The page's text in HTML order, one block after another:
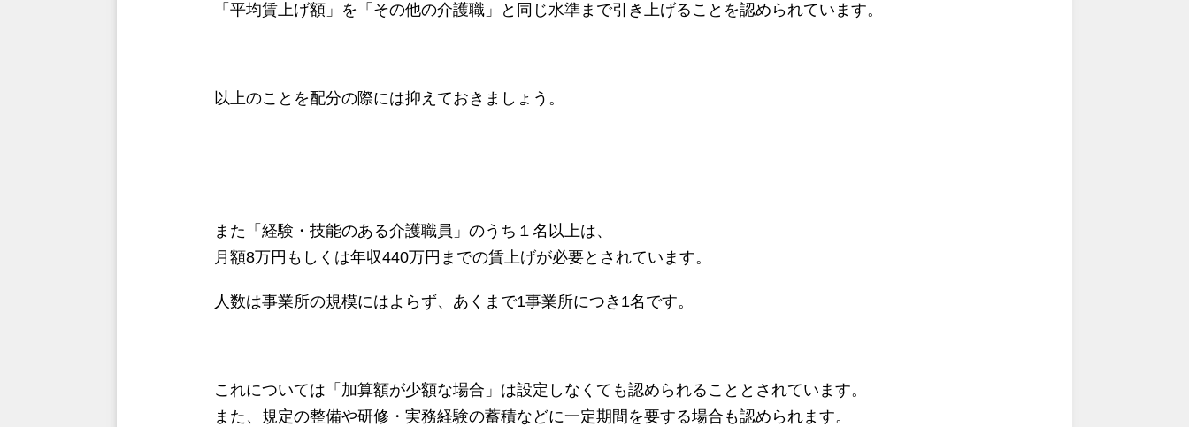
「平均賃上げ額」を「その他の介護職」と同じ水準まで引き上げることを認められています。
以上のことを配分の際には抑えておきましょう。
また「経験・技能のある介護職員」のうち１名以上は、
月額8万円もしくは年収440万円までの賃上げが必要とされています。
人数は事業所の規模にはよらず、あくまで1事業所につき1名です。
これについては「加算額が少額な場合」は設定しなくても認められることとされています。
また、規定の整備や研修・実務経験の蓄積などに一定期間を要する場合も認められます。